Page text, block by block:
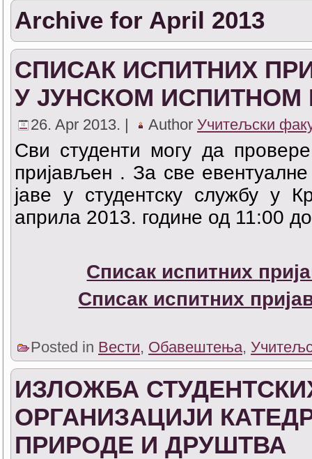
Archive for April 2013
СПИСАК ИСПИТНИХ
У ЈУНСКОМ ИСПИТНОМ
26. Apr 2013. | Author Учитељски
Сви студенти могу да
пријављен . За све
јаве у студентску службу у
априла 2013. године од 11:00
Списак испитних
Списак испитних
Posted in Вести, Обавештења,
ИЗЛОЖБА
ОРГАНИЗАЦИЈИ
ПРИРОДЕ И ДРУШТВА